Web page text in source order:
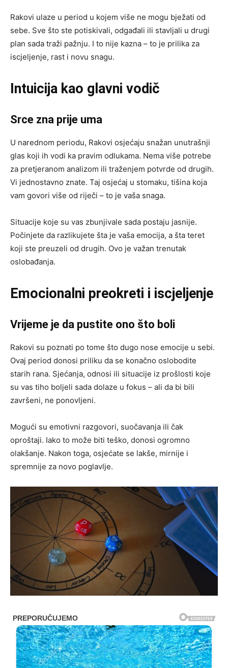
Rakovi ulaze u period u kojem više ne mogu bježati od
sebe. Sve što ste potiskivali, odgađali ili stavljali u drugi
plan sada traži pažnju. I to nije kazna – to je prilika za
iscjeljenje, rast i novu snagu.
Intuicija kao glavni vodič
Srce zna prije uma
U narednom periodu, Rakovi osjećaju snažan unutrašnji
glas koji ih vodi ka pravim odlukama. Nema više potrebe
za pretjeranom analizom ili traženjem potvrde od drugih.
Vi jednostavno znate. Taj osjećaj u stomaku, tišina koja
vam govori više od riječi – to je vaša snaga.
Situacije koje su vas zbunjivale sada postaju jasnije.
Počinjete da razlikujete šta je vaša emocija, a šta teret
koji ste preuzeli od drugih. Ovo je važan trenutak
oslobađanja.
Emocionalni preokreti i iscjeljenje
Vrijeme je da pustite ono što boli
Rakovi su poznati po tome što dugo nose emocije u sebi.
Ovaj period donosi priliku da se konačno oslobodite
starih rana. Sjećanja, odnosi ili situacije iz prošlosti koje
su vas tiho boljeli sada dolaze u fokus – ali da bi bili
završeni, ne ponovljeni.
Mogući su emotivni razgovori, suočavanja ili čak
oproštaji. Iako to može biti teško, donosi ogromno
olakšanje. Nakon toga, osjećate se lakše, mirnije i
spremnije za novo poglavlje.